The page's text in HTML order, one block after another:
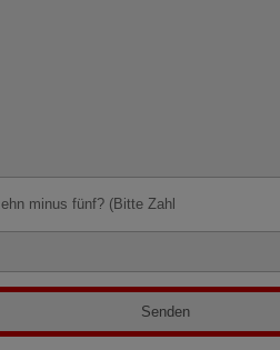
minus fünf? (Bitte Zahl